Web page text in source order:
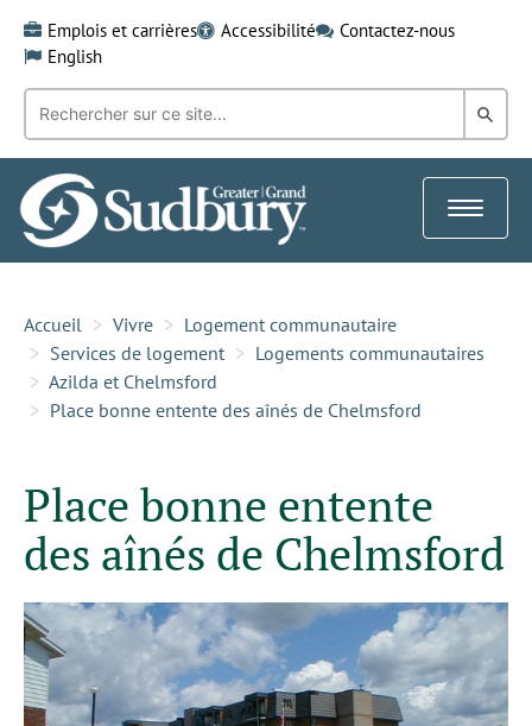
content
Emplois et carrières Accessibilité
Contactez-nous
English
Recherche
mot-
clé:
dans
Toggle
Accueil Vivre
Logement communautaire
Services de logement
Logements communautaires
Azilda et Chelmsford
Place bonne entente des aînés de Chelmsford
Place bonne entente
des aînés de Chelmsford